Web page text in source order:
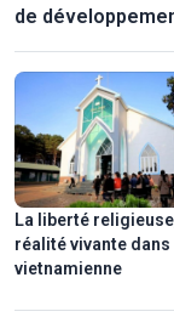
de
La liberté
réalité vivante
vietnamienne